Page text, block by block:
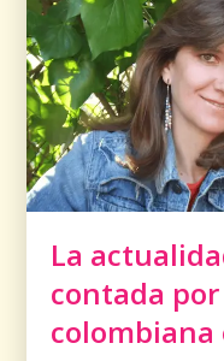
La
contada
colombiana